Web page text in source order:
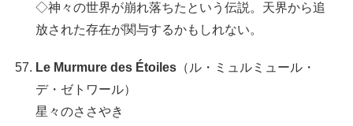
◇神々の世界が崩れ落ちたという伝説。天界から追
放された存在が関与するかもしれない。
Le Murmure des Étoiles （ル・ミュルミュール・
デ・ゼトワール）
星々のささやき